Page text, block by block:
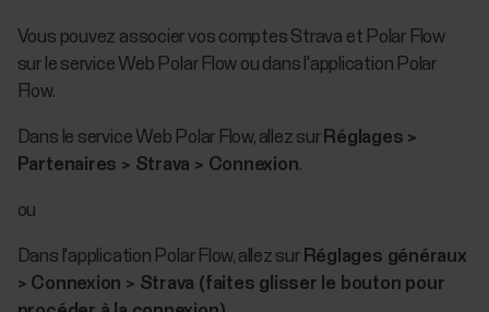
Vous pouvez associer vos comptes Strava et Polar Flow
sur le service Web Polar Flow ou dans l'application Polar
Flow.
Dans le service Web Polar Flow, allez sur Réglages >
Partenaires > Strava > Connexion.
ou
Dans l'application Polar Flow, allez sur Réglages généraux
> Connexion > Strava (faites glisser le bouton pour